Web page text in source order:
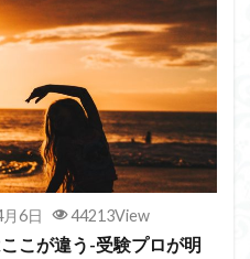
6日 44213View
こが違う-受験プロが明